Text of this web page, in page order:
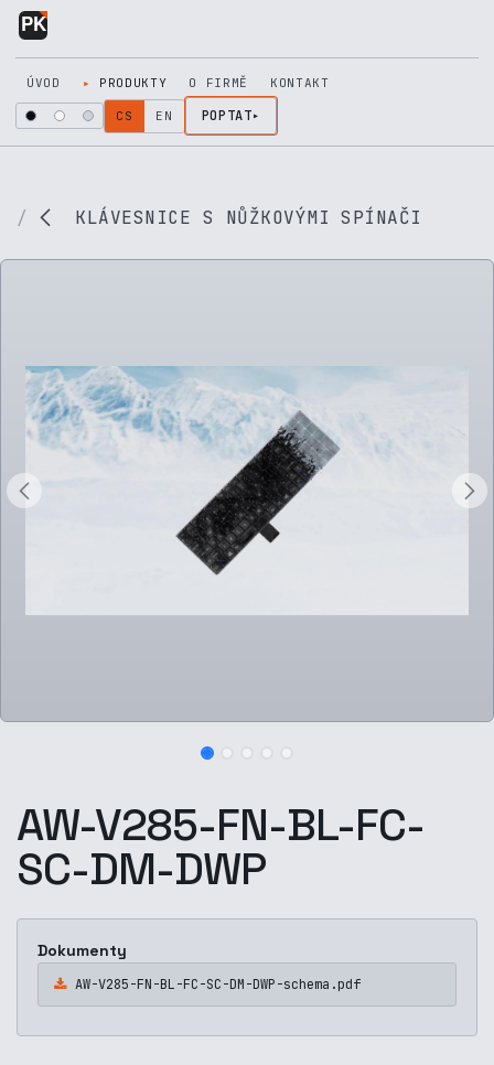
Přejít na obsah
ÚVOD PRODUKTY O FIRMĚ KONTAKT
CS EN POPTAT
KLÁVESNICE S NŮŽKOVÝMI SPÍNAČI
AW-V285-FN-BL-FC-
SC-DM-DWP
Dokumenty
AW-V285-FN-BL-FC-SC-DM-DWP-schema.pdf